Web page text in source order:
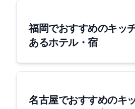
福岡でおすすめのキッ
あるホテル・宿
名古屋でおすすめのキ